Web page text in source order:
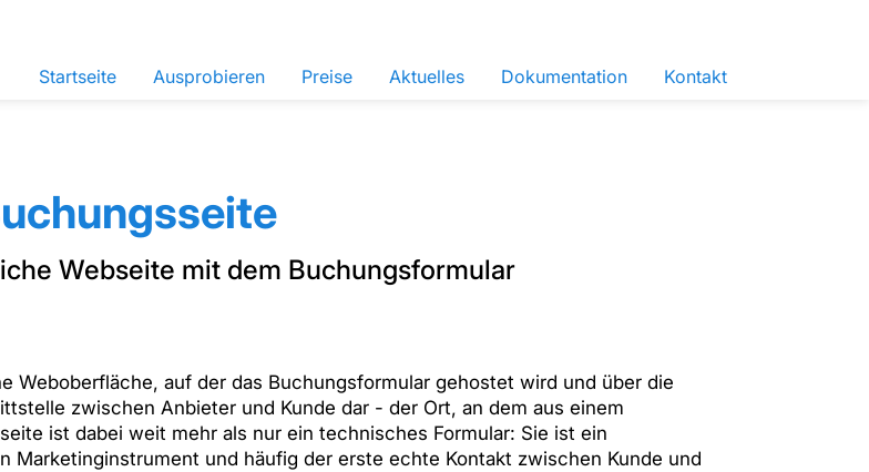
Startseite Ausprobieren Preise Aktuelles Dokumentation Kontakt
Webseite mit dem Buchungsformular
Weboberfläche, auf der das Buchungsformular gehostet wird und über die
zwischen Anbieter und Kunde dar - der Ort, an dem aus einem
ist dabei weit mehr als nur ein technisches Formular: Sie ist ein
Marketinginstrument und häufig der erste echte Kontakt zwischen Kunde und